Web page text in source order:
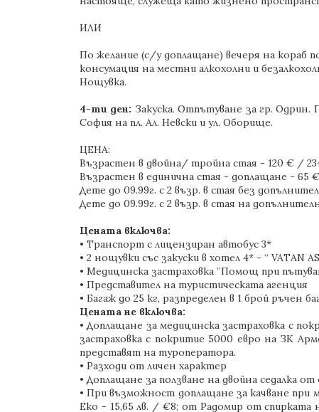
ИЛИ
По желание (с/у доплащане) вечеря на кораб
консумация на местни алкохолни и
Нощувка.
4-ти ден: Закуска. Отпътуване за гр. Одрин.
София на пл. Ал. Невски и ул. Оборище.
ЦЕНА:
Възрастен в двойна/ тройна стая - 120 € /
Възрастен в единична стая - доплащане - 65 €
Дете до 09.99г. с 2 възр. в стая без
Дете до 09.99г. с 2 възр. в стая на
Цената включва:
• Транспорт с лицензиран автобус 3*
• 2 нощувки със закуски в хотел 4* - “ VATAN
• Медицинска застраховка ”Помощ при
• Представител на туристическата агенция
• Багаж до 25 кг, разпределен в 1 брой
Цената не включва:
• Доплащане за медицинска застраховка с
застраховка с покритие 5000 евро на ЗК
представят на туроператора.
• Разходи от личен характер
• Доплащане за ползване на двойна седалка
• При възможност доплащане за качване при
Еко - 15,65 лв. / €8; от Радомир от спирката